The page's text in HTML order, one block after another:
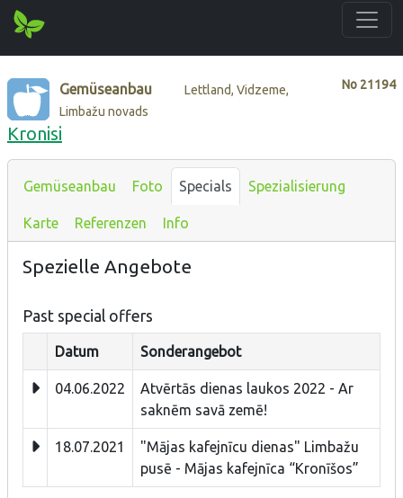
No 21194
Gemüseanbau
Lettland, Vidzeme,
Limbažu novads
Kronisi
Gemüseanbau Foto Specials Spezialisierung
Karte Referenzen Info
Spezielle Angebote
Past special offers
Datum Sonderangebot
04.06.2022
Atvērtās dienas laukos 2022 - Ar
saknēm savā zemē!
18.07.2021
"Mājas kafejnīcu dienas" Limbažu
pusē - Mājas kafejnīca “Kronīšos”